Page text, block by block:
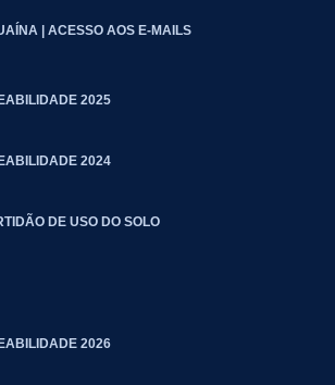
| ACESSO AOS E-MAILS
2025
2024
DE USO DO SOLO
2026